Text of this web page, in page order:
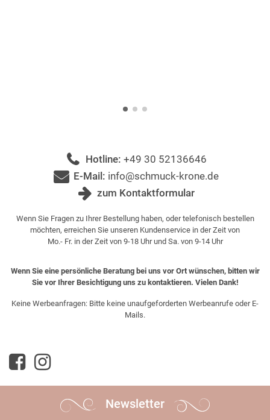
Hotline: +49 30 52136646
E-Mail: info@schmuck-krone.de
zum Kontaktformular
Wenn Sie Fragen zu Ihrer Bestellung haben, oder telefonisch bestellen
möchten, erreichen Sie unseren Kundenservice in der Zeit von
Mo.- Fr. in der Zeit von 9-18 Uhr und Sa. von 9-14 Uhr
Wenn Sie eine persönliche Beratung bei uns vor Ort wünschen, bitten wir
Sie vor Ihrer Besichtigung uns zu kontaktieren. Vielen Dank!
Keine Werbeanfragen: Bitte keine unaufgeforderten Werbeanrufe oder E-
Mails.
Newsletter